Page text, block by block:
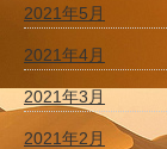
2021年5月
2021年4月
2021年3月
2021年2月